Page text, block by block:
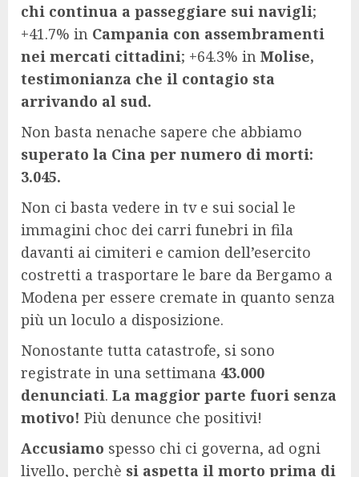
chi continua a passeggiare sui navigli;
+41.7% in Campania con assembramenti
nei mercati cittadini; +64.3% in Molise,
testimonianza che il contagio sta
arrivando al sud.
Non basta nenache sapere che abbiamo
superato la Cina per numero di morti:
3.045.
Non ci basta vedere in tv e sui social le
immagini choc dei carri funebri in fila
davanti ai cimiteri e camion dell’esercito
costretti a trasportare le bare da Bergamo a
Modena per essere cremate in quanto senza
più un loculo a disposizione.
Nonostante tutta catastrofe, si sono
registrate in una settimana 43.000
denunciati. La maggior parte fuori senza
motivo! Più denunce che positivi!
Accusiamo spesso chi ci governa, ad ogni
livello, perchè si aspetta il morto prima di